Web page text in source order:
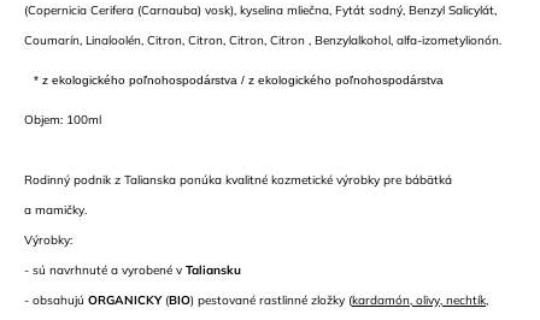
(Copernicia Cerifera (Carnauba) vosk), kyselina mliečna, Fytát sodný, Benzyl Salicylát,
Coumarín, Linaloolén, Citron, Citron, Citron, Citron , Benzylalkohol, alfa-izometylionón.
* z ekologického poľnohospodárstva / z ekologického poľnohospodárstva
Objem: 100ml
Rodinný podnik z Talianska ponúka kvalitné kozmetické výrobky pre bábätká
a mamičky.
Výrobky:
- sú navrhnuté a vyrobené v Taliansku
- obsahujú ORGANICKY(BIO) pestované rastlinné zložky (kardamón, olivy, nechtík,